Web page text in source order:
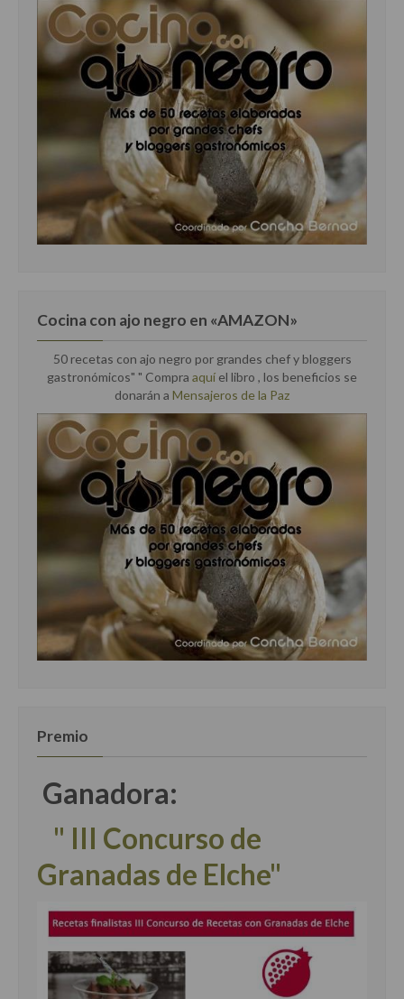
Cocina con ajo negro en «AMAZON»
50 recetas con ajo negro por grandes chef y bloggers
gastronómicos" " Compra aquí el libro , los beneficios se
donarán a Mensajeros de la Paz
Premio
Ganadora:
" III Concurso de
Granadas de Elche"